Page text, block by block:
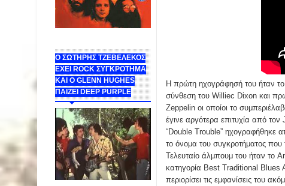
Ο ΣΩΤΗΡΗΣ ΤΖΕΒΕΛΕΚΟΣ
ΕΧΕΙ ROCK ΣΥΓΚΡΟΤΗΜΑ
ΚΑΙ Ο GLENN HUGHES
ΠΑΙΖΕΙ DEEP PURPLE
Η πρώτη ηχογράφησή του ήταν
σύνθεση του Williec Dixon και
Zeppelin οι οποίοι το
έγινε αργότερα επιτυχία από
“Double Trouble” ηχογραφήθηκε
το όνομα του συγκροτήματος
Τελευταίο άλμπουμ του ήταν το
κατηγορία Best Traditional Blues
περιορίσει τις εμφανίσεις του